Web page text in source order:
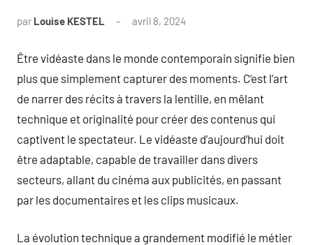
par Louise KESTEL avril 8, 2024
Être vidéaste dans le monde contemporain signifie bien
plus que simplement capturer des moments. C’est l’art
de narrer des récits à travers la lentille, en mêlant
technique et originalité pour créer des contenus qui
captivent le spectateur. Le vidéaste d’aujourd’hui doit
être adaptable, capable de travailler dans divers
secteurs, allant du cinéma aux publicités, en passant
par les documentaires et les clips musicaux.
La évolution technique a grandement modifié le métier